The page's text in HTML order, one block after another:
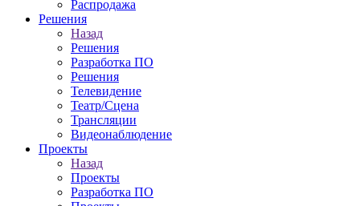
Распродажа
Решения
Назад
Решения
Разработка ПО
Решения
Телевидение
Театр/Сцена
Трансляции
Видеонаблюдение
Проекты
Назад
Проекты
Разработка ПО